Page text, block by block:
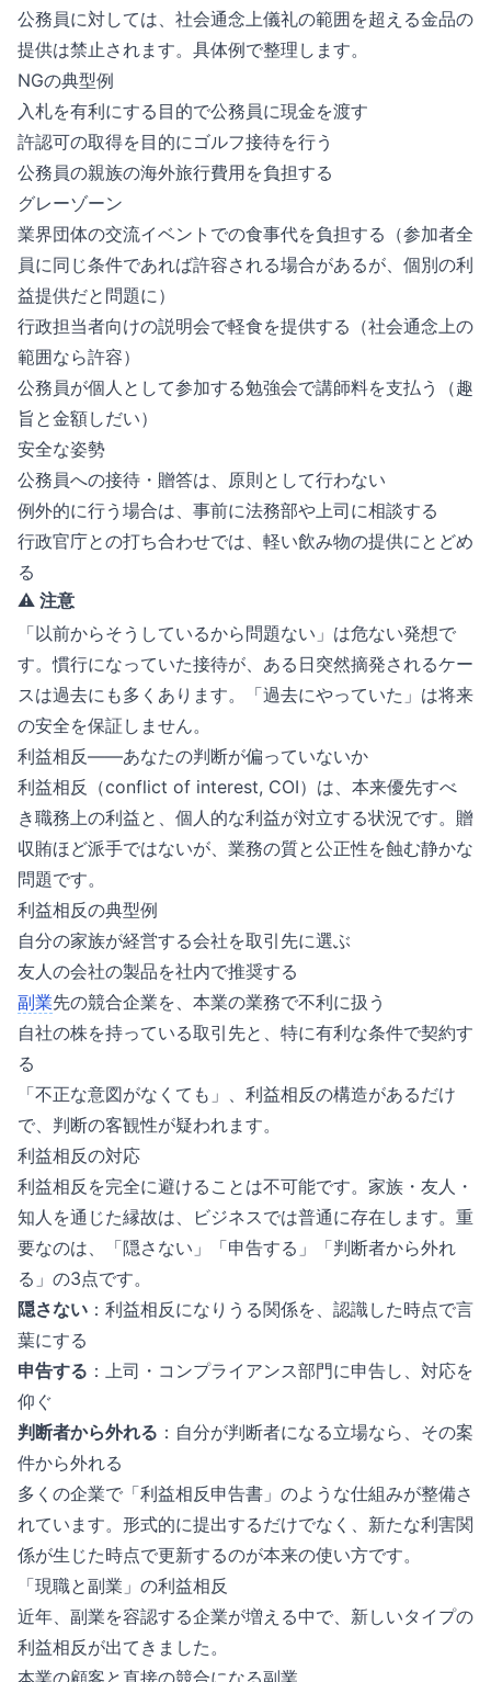
公務員に対しては、社会通念上儀礼の範囲を超える金品の
提供は禁止されます。具体例で整理します。
NGの典型例
入札を有利にする目的で公務員に現金を渡す
許認可の取得を目的にゴルフ接待を行う
公務員の親族の海外旅行費用を負担する
グレーゾーン
業界団体の交流イベントでの食事代を負担する（参加者全
員に同じ条件であれば許容される場合があるが、個別の利
益提供だと問題に）
行政担当者向けの説明会で軽食を提供する（社会通念上の
範囲なら許容）
公務員が個人として参加する勉強会で講師料を支払う（趣
旨と金額しだい）
安全な姿勢
公務員への接待・贈答は、原則として行わない
例外的に行う場合は、事前に法務部や上司に相談する
行政官庁との打ち合わせでは、軽い飲み物の提供にとどめ
る
⚠️ 注意
「以前からそうしているから問題ない」は危ない発想で
す。慣行になっていた接待が、ある日突然摘発されるケー
スは過去にも多くあります。「過去にやっていた」は将来
の安全を保証しません。
利益相反——あなたの判断が偏っていないか
利益相反（conflict of interest, COI）は、本来優先すべ
き職務上の利益と、個人的な利益が対立する状況です。贈
収賄ほど派手ではないが、業務の質と公正性を蝕む静かな
問題です。
利益相反の典型例
自分の家族が経営する会社を取引先に選ぶ
友人の会社の製品を社内で推奨する
副業先の競合企業を、本業の業務で不利に扱う
自社の株を持っている取引先と、特に有利な条件で契約す
る
「不正な意図がなくても」、利益相反の構造があるだけ
で、判断の客観性が疑われます。
利益相反の対応
利益相反を完全に避けることは不可能です。家族・友人・
知人を通じた縁故は、ビジネスでは普通に存在します。重
要なのは、「隠さない」「申告する」「判断者から外れ
る」の3点です。
隠さない ：利益相反になりうる関係を、認識した時点で言
葉にする
申告する ：上司・コンプライアンス部門に申告し、対応を
仰ぐ
判断者から外れる ：自分が判断者になる立場なら、その案
件から外れる
多くの企業で「利益相反申告書」のような仕組みが整備さ
れています。形式的に提出するだけでなく、新たな利害関
係が生じた時点で更新するのが本来の使い方です。
「現職と副業」の利益相反
近年、副業を容認する企業が増える中で、新しいタイプの
利益相反が出てきました。
本業の顧客と直接の競合になる副業